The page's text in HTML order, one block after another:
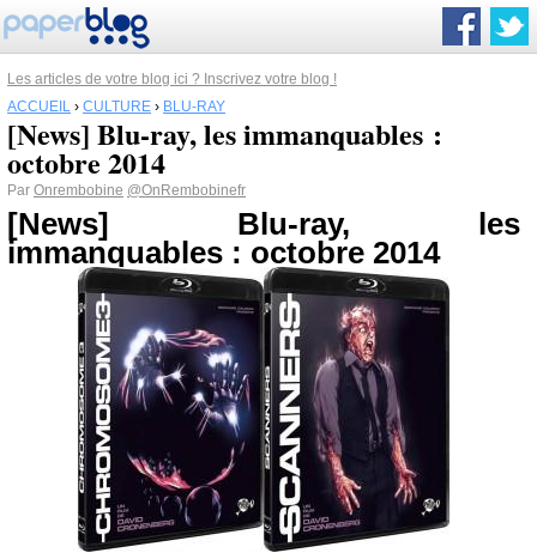
Les articles de votre blog ici ? Inscrivez votre blog !
ACCUEIL › CULTURE › BLU-RAY
[News] Blu-ray, les immanquables :
octobre 2014
Par Onrembobine @OnRembobinefr
[News] Blu-ray, les
immanquables : octobre 2014